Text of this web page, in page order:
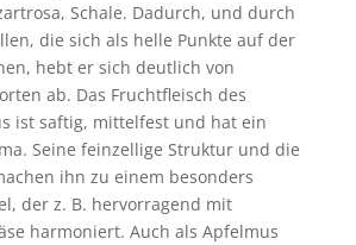
Schale. Dadurch, und durch
die sich als helle Punkte auf der
hebt er sich deutlich von
ab. Das Fruchtfleisch des
ist saftig, mittelfest und hat ein
Seine feinzellige Struktur und die
ihn zu einem besonders
der z. B. hervorragend mit
harmoniert. Auch als Apfelmus